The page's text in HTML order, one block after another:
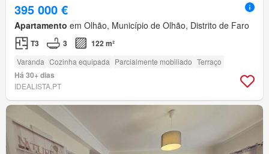
395 000 €
Apartamento em Olhão, Município de Olhão, Distrito de Faro
T3 3 122 m²
Varanda Cozinha equipada Parcialmente mobiliado Terraço
Há 30+ dias
IDEALISTA.PT